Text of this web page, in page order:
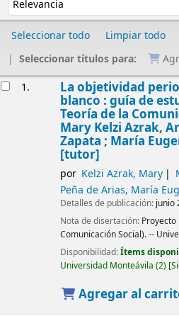
Seleccionar todo
Limpiar todo
Seleccionar títulos para:
1. La objetividad
blanco : guía de
Teoría de la
Mary Kelzi Azrak,
Zapata ; María
[tutor]
por Kelzi Azrak, Mary
Peña de Arias, María
Detalles de publicación: junio
Nota de disertación:
Comunicación Social). --
Disponibilidad:Ítems
Universidad Monteávila (2)
Agregar al